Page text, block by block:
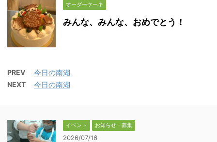
オーダーケーキ
みんな、みんな、おめでとう！
PREV 今日の南湖
NEXT 今日の南湖
イベント お知らせ・募集
2026/07/16